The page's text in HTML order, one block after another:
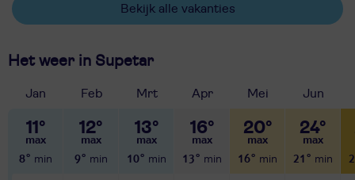
Bekijk alle vakanties
Het weer in Supetar
Jan
11°
8°
Feb
12°
9°
Mrt
13°
10°
Apr
16°
13°
Mei
20°
16°
Jun
24°
21°